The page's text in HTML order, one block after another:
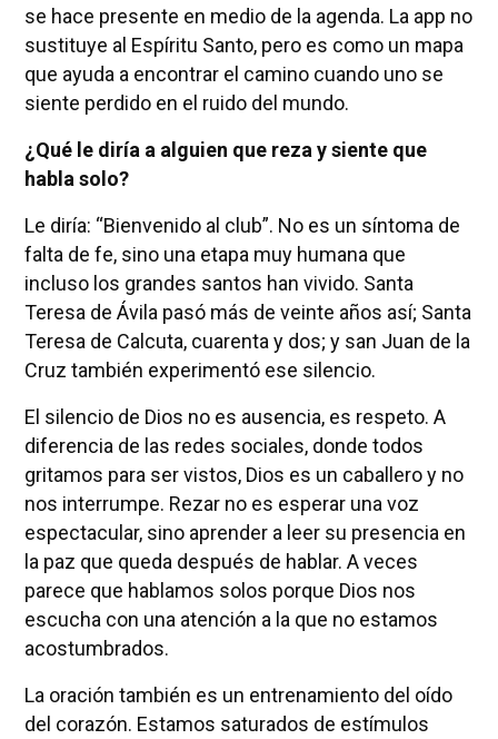
se hace presente en medio de la agenda. La app no
sustituye al Espíritu Santo, pero es como un mapa
que ayuda a encontrar el camino cuando uno se
siente perdido en el ruido del mundo.
¿Qué le diría a alguien que reza y siente que
habla solo?
Le diría: “Bienvenido al club”. No es un síntoma de
falta de fe, sino una etapa muy humana que
incluso los grandes santos han vivido. Santa
Teresa de Ávila pasó más de veinte años así; Santa
Teresa de Calcuta, cuarenta y dos; y san Juan de la
Cruz también experimentó ese silencio.
El silencio de Dios no es ausencia, es respeto. A
diferencia de las redes sociales, donde todos
gritamos para ser vistos, Dios es un caballero y no
nos interrumpe. Rezar no es esperar una voz
espectacular, sino aprender a leer su presencia en
la paz que queda después de hablar. A veces
parece que hablamos solos porque Dios nos
escucha con una atención a la que no estamos
acostumbrados.
La oración también es un entrenamiento del oído
del corazón. Estamos saturados de estímulos